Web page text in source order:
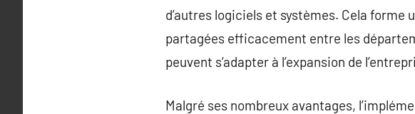
d’autres logiciels et systèmes. Cela
partagées efficacement entre les
peuvent s’adapter à l’expansion de
Malgré ses nombreux avantages,